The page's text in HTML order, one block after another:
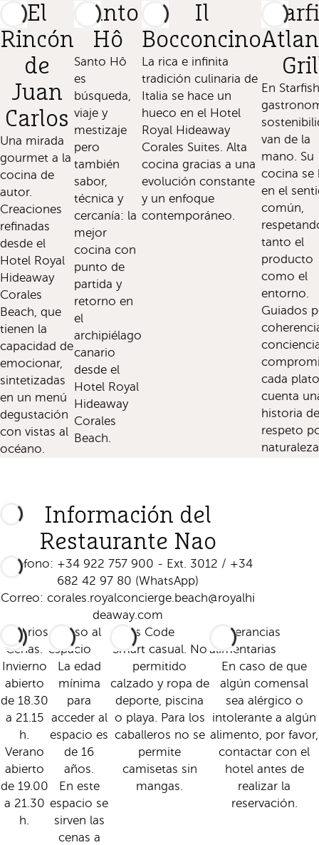
El
Rincón
de
Juan
Carlos
Una mirada
gourmet a la
cocina de
autor.
Creaciones
refinadas
desde el
Hotel Royal
Hideaway
Corales
Beach, que
tienen la
capacidad de
emocionar,
sintetizadas
en un menú
degustación
con vistas al
océano.
Santo
Hô
Santo Hô
es
búsqueda,
viaje y
mestizaje
pero
también
sabor,
técnica y
cercanía: la
mejor
cocina con
punto de
partida y
retorno en
el
archipiélago
canario
desde el
Hotel Royal
Hideaway
Corales
Beach.
Il
Bocconcino
La rica e infinita
tradición culinaria de
Italia se hace un
hueco en el Hotel
Royal Hideaway
Corales Suites. Alta
cocina gracias a una
evolución constante
y un enfoque
contemporáneo.
En
van de la
mano. Su
cocina se
en el
común,
tanto el
producto
como el
entorno.
Guiados
cada plato
cuenta
historia de
respeto
Información del
Restaurante Nao
Teléfono: +34 922 757 900 - Ext. 3012 / +34
682 42 97 80 (WhatsApp)
Correo: corales.royalconcierge.beach@royalhi
deaway.com
Horarios
Cenas.
Invierno
abierto
de 18.30
a 21.15
h.
Verano
abierto
de 19.00
a 21.30
h.
Acceso al
espacio
La edad
mínima
para
acceder al
espacio es
de 16
años.
En este
espacio se
sirven las
cenas a
Dress Code
Smart casual. No
permitido
calzado y ropa de
deporte, piscina
o playa. Para los
caballeros no se
permite
camisetas sin
mangas.
Intolerancias
alimentarias
En caso de que
algún comensal
sea alérgico o
intolerante a algún
alimento, por favor,
contactar con el
hotel antes de
realizar la
reservación.